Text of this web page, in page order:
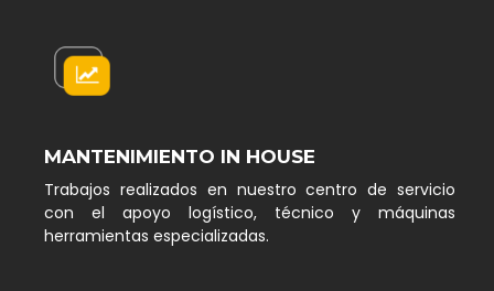
MANTENIMIENTO IN HOUSE
Trabajos realizados en nuestro centro de servicio
con el apoyo logístico, técnico y máquinas
herramientas especializadas.